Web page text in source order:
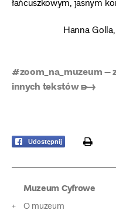
łańcuszkowym, jasnym
Hanna
#zoom_na_muzeum –
innych tekstów ➸
Udostępnij print
Muzeum Cyfrowe
O muzeum